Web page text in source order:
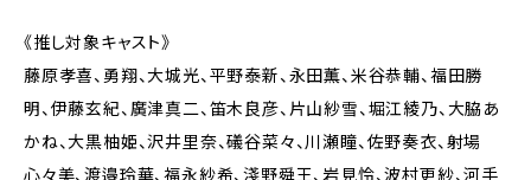
《推し対象キャスト》
藤原孝喜、勇翔、大城光、平野泰新、永田薫、米谷恭輔、福田勝
明、伊藤玄紀、廣津真二、笛木良彦、片山紗雪、堀江綾乃、大脇あ
かね、大黒柚姫、沢井里奈、礒谷菜々、川瀬瞳、佐野奏衣、射場
心々美、渡邉玲華、福永紗希、淺野舜王、岩見怜、波村更紗、河手